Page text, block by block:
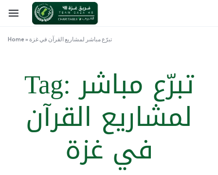
Home» تبرّع مباشر لمشاريع القرآن في غزة
Tag:تبرّع مباشر
لمشاريع القرآن
في غزة